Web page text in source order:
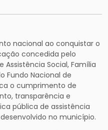
nacional ao conquistar o
concedida pelo
Assistência Social, Família
Fundo Nacional de
o cumprimento de
transparência e
pública de assistência
no município.